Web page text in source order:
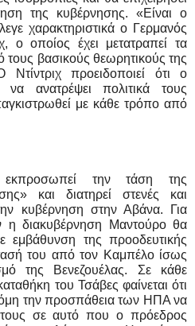
της κυβέρνησης. «Είναι ο
χαρακτηριστικά ο Γερμανός
ο οποίος έχει μετατραπεί τα
τους βασικούς θεωρητικούς της
προειδοποιεί ότι ο
να ανατρέψει πολιτικά τους
με κάθε τρόπο από
την τάση της
και διατηρεί στενές και
κυβέρνηση στην Αβάνα. Για
η διακυβέρνηση Μαντούρο θα
εμβάθυνση της προοδευτικής
του από τον Καμπέλο ίσως
της Βενεζουέλας. Σε κάθε
του Τσάβες φαίνεται ότι
την προσπάθεια των ΗΠΑ να
σε αυτό που ο πρόεδρος